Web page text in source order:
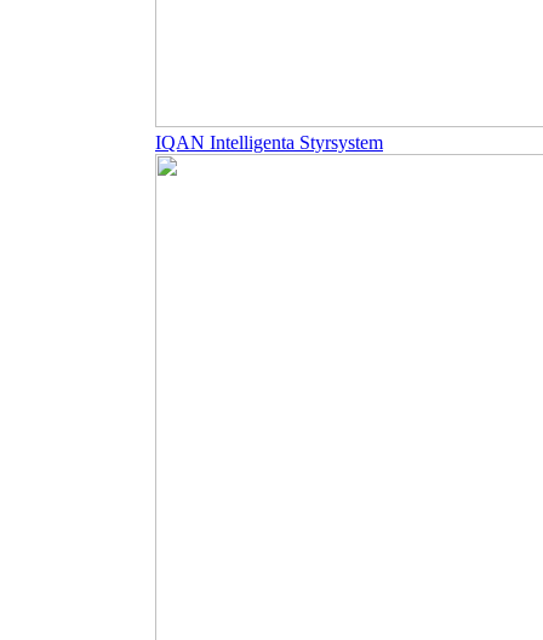
IQAN Intelligenta Styrsystem